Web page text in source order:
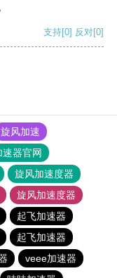
支持[0] 反对[0]
旋风加速
速器官网
旋风加速度器
旋风加速度器
起飞加速器
起飞加速器
veee加速器